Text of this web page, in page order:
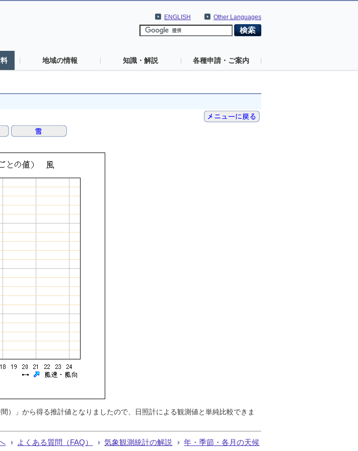
Other Languages
ENGLISH
地域の情報 知識・解説 各種申請・ご案内
）」から得る推計値となりましたので、日照計による観測値と単純比較できま
よくある質問（FAQ） 気象観測統計の解説 年・季節・各月の天候